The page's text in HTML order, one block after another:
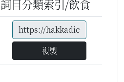
詞目分類索引/飲食
複製